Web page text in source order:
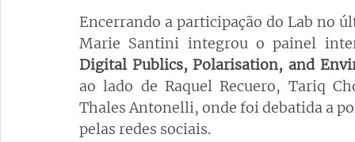
Encerrando a participação do Lab no
Marie Santini integrou o painel
Digital Publics, Polarisation, and
ao lado de Raquel Recuero, Tariq
Thales Antonelli, onde foi debatida a
pelas redes sociais.